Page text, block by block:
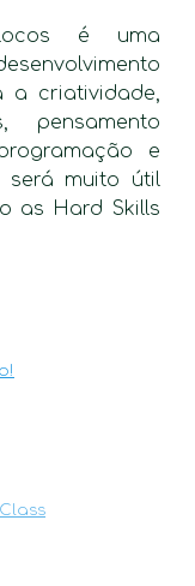
é uma
a criatividade,
pensamento
e
será muito útil
as Hard Skills